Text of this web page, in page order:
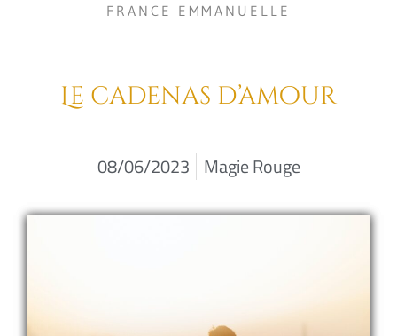
FRANCE EMMANUELLE
Le cadenas d’amour
08/06/2023 Magie Rouge